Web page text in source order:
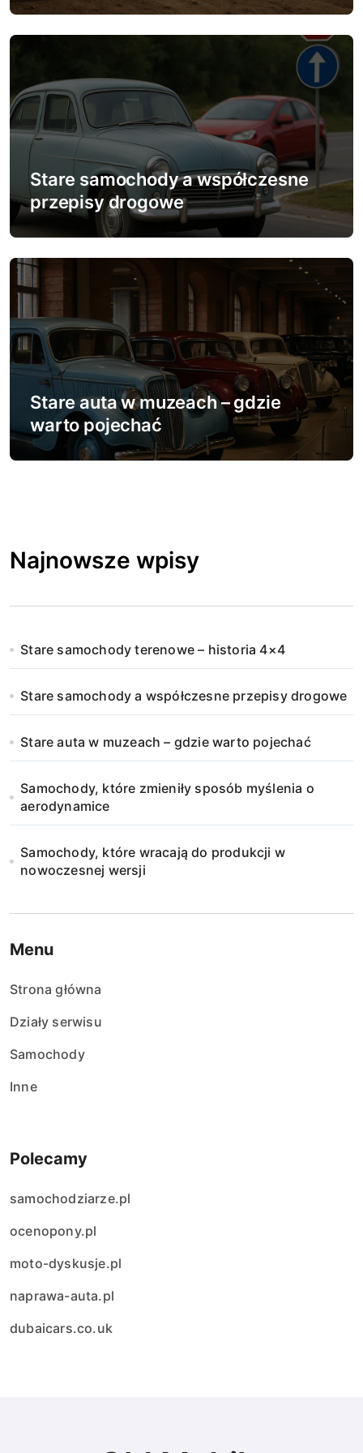
i
u
Stare samochody a współczesne
przepisy drogowe
Stare auta w muzeach – gdzie
warto pojechać
Najnowsze wpisy
Stare samochody terenowe – historia 4×4
Stare samochody a współczesne przepisy drogowe
Stare auta w muzeach – gdzie warto pojechać
Samochody, które zmieniły sposób myślenia o
aerodynamice
Samochody, które wracają do produkcji w
nowoczesnej wersji
Menu
Strona główna
Działy serwisu
Samochody
Inne
Polecamy
samochodziarze.pl
ocenopony.pl
moto-dyskusje.pl
naprawa-auta.pl
dubaicars.co.uk